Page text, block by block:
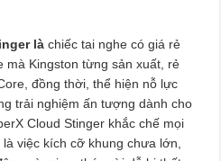
là chiếc tai nghe có giá rẻ
mà Kingston từng sản xuất, rẻ
đồng thời, thể hiện nỗ lực
trải nghiệm ấn tượng dành cho
Cloud Stinger khắc chế mọi
việc kích cỡ khung chưa lớn,